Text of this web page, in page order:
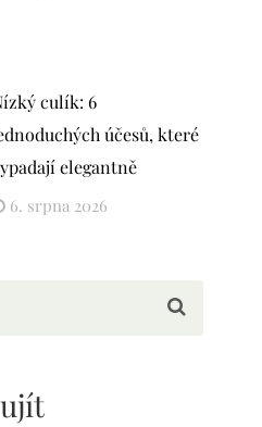
culík: 6
účesů, které
elegantně
6. srpna 2026